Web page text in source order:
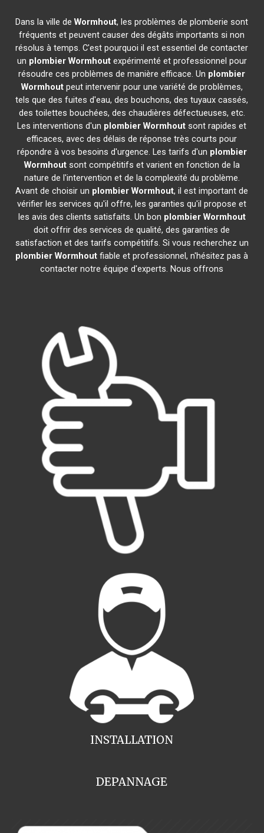
Dans la ville deWormhout, les problèmes de plomberie sont
fréquents et peuvent causer des dégâts importants si non
résolus à temps. C'est pourquoi il est essentiel de contacter
un plombier Wormhoutexpérimenté et professionnel pour
résoudre ces problèmes de manière efficace. Un plombier
Wormhoutpeut intervenir pour une variété de problèmes,
tels que des fuites d'eau, des bouchons, des tuyaux cassés,
des toilettes bouchées, des chaudières défectueuses, etc.
Les interventions d'un plombier Wormhout sont rapides et
efficaces, avec des délais de réponse très courts pour
répondre à vos besoins d'urgence. Les tarifs d'un plombier
Wormhoutsont compétitifs et varient en fonction de la
nature de l'intervention et de la complexité du problème.
Avant de choisir un plombier Wormhout, il est important de
vérifier les services qu'il offre, les garanties qu'il propose et
les avis des clients satisfaits. Un bon plombier Wormhout
doit offrir des services de qualité, des garanties de
satisfaction et des tarifs compétitifs. Si vous recherchez un
plombier Wormhout fiable et professionnel, n'hésitez pas à
contacter notre équipe d'experts. Nous offrons
INSTALLATION
DEPANNAGE